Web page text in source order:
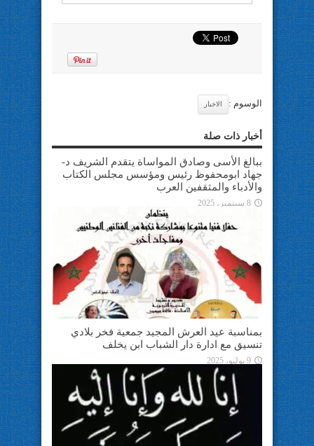
الوسوم : الاخبار
أخبار ذات صلة
ببالغ الأسى وصادق المواساة يتقدم الشريف د-
جهاد ابومحفوظ رئيس ومؤسس مجلس الكتاب
والأدباء والمثقفين العرب
8 سبتمبر، 2025
بمناسبة عيد العرش المجيد جمعية فخر بلادي
تنسيق مع ادارة دار الشباب ابن يخلف
9 يوليو، 2025